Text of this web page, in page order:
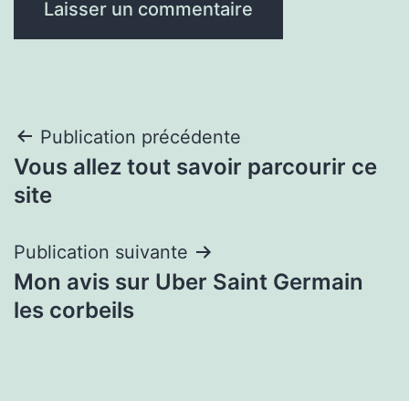
Navigation
de
Publication précédente
Vous allez tout savoir parcourir ce
site
Publication suivante
Mon avis sur Uber Saint Germain
les corbeils